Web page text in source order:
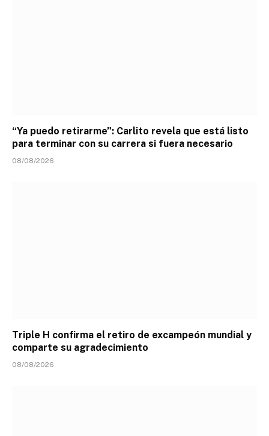
“Ya puedo retirarme”: Carlito revela que está listo
para terminar con su carrera si fuera necesario
08/08/2026
Triple H confirma el retiro de excampeón mundial y
comparte su agradecimiento
08/08/2026